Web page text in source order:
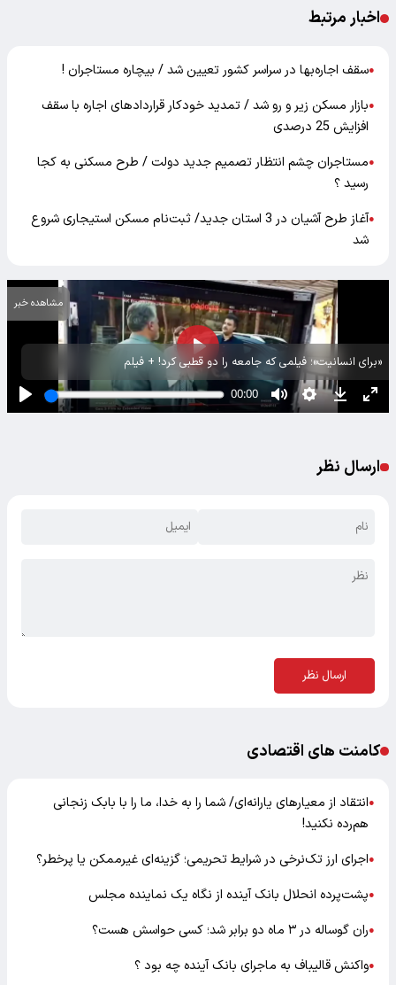
اخبار مرتبط
●سقف اجاره‌بها در سراسر کشور تعیین شد / بیچاره مستاجران !
●بازار مسکن زیر و رو شد / تمدید خودکار قرارداد‌های اجاره با سقف
افزایش 25 درصدی
●مستاجران چشم انتظار تصمیم جدید دولت / طرح مسکنی به کجا
رسید ؟
●
آغاز طرح آشیان در 3 استان جدید/ ثبت‌نام مسکن استیجاری شروع
شد
«برای انسانیت»؛ فیلمی که جامعه را دو قطبی کرد! + فیلم
مشاهده خبر
ارسال نظر
ارسال نظر
کامنت های اقتصادی
●انتقاد از معیارهای یارانه‌ای/ شما را به خدا، ما را با بابک زنجانی
هم‌رده نکنید!
●اجرای ارز تک‌نرخی در شرایط تحریمی؛ گزینه‌ای غیرممکن یا پرخطر؟
●پشت‌پرده انحلال بانک آینده از نگاه یک نماینده مجلس
●ران گوساله در ۳ ماه دو برابر شد؛ کسی حواسش هست؟
●واکنش قالیباف به ماجرای بانک آینده چه بود ؟